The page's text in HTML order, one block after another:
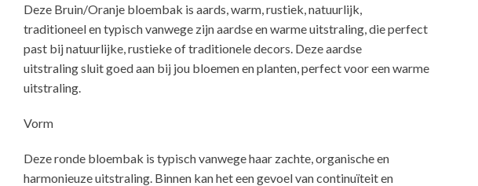
Deze Bruin/Oranje bloembak is aards, warm, rustiek, natuurlijk,
traditioneel en typisch vanwege zijn aardse en warme uitstraling, die perfect
past bij natuurlijke, rustieke of traditionele decors. Deze aardse
uitstraling sluit goed aan bij jou bloemen en planten, perfect voor een warme
uitstraling.
Vorm
Deze ronde bloembak is typisch vanwege haar zachte, organische en
harmonieuze uitstraling. Binnen kan het een gevoel van continuïteit en